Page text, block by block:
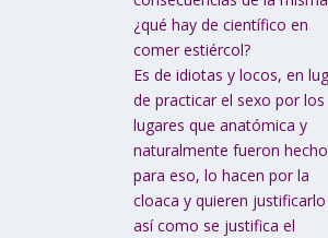
¿qué hay de científico en
comer estiércol?
Es de idiotas y locos, en
de practicar el sexo por los
lugares que anatómica y
naturalmente fueron
para eso, lo hacen por la
cloaca y quieren justificarlo
así como se justifica el